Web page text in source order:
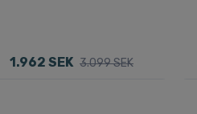
1.962 SEK 3.099 SEK